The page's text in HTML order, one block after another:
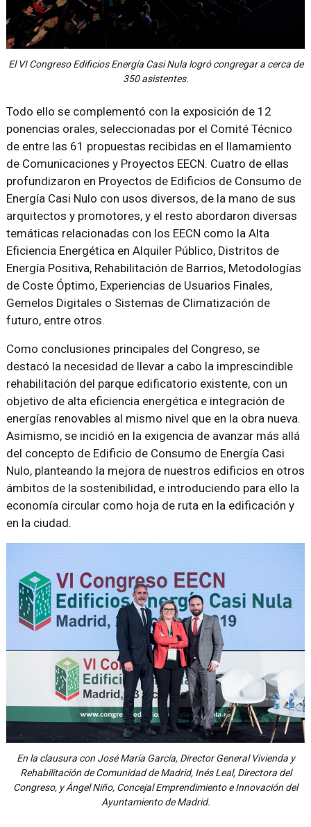
El VI Congreso Edificios Energía Casi Nula logró congregar a cerca de
350 asistentes.
Todo ello se complementó con la exposición de 12
ponencias orales, seleccionadas por el Comité Técnico
de entre las 61 propuestas recibidas en el llamamiento
de Comunicaciones y Proyectos EECN. Cuatro de ellas
profundizaron en Proyectos de Edificios de Consumo de
Energía Casi Nulo con usos diversos, de la mano de sus
arquitectos y promotores, y el resto abordaron diversas
temáticas relacionadas con los EECN como la Alta
Eficiencia Energética en Alquiler Público, Distritos de
Energía Positiva, Rehabilitación de Barrios, Metodologías
de Coste Óptimo, Experiencias de Usuarios Finales,
Gemelos Digitales o Sistemas de Climatización de
futuro, entre otros.
Como conclusiones principales del Congreso, se
destacó la necesidad de llevar a cabo la imprescindible
rehabilitación del parque edificatorio existente, con un
objetivo de alta eficiencia energética e integración de
energías renovables al mismo nivel que en la obra nueva.
Asimismo, se incidió en la exigencia de avanzar más allá
del concepto de Edificio de Consumo de Energía Casi
Nulo, planteando la mejora de nuestros edificios en otros
ámbitos de la sostenibilidad, e introduciendo para ello la
economía circular como hoja de ruta en la edificación y
en la ciudad.
En la clausura con José María García, Director General Vivienda y
Rehabilitación de Comunidad de Madrid, Inés Leal, Directora del
Congreso, y Ángel Niño, Concejal Emprendimiento e Innovación del
Ayuntamiento de Madrid.